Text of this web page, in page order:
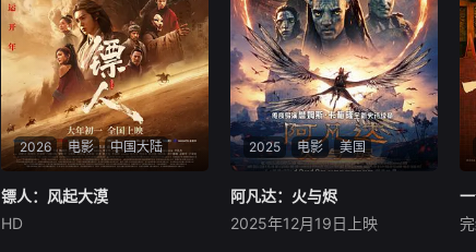
2026 电影 中国大陆
镖人：风起大漠
镖人：风起大漠
HD
2025 电影 美国
阿凡达：火与烬
萨姆·沃辛顿
佐伊·索尔达娜
阿凡达：火与烬
2025年12月19日上映